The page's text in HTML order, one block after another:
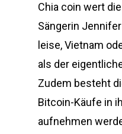
Chia coin wert
Sängerin
leise, Vietnam
als der
Zudem besteht
Bitcoin-Käufe in
aufnehmen